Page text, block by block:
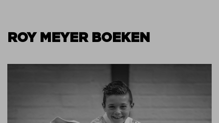
ROY MEYER BOEKEN